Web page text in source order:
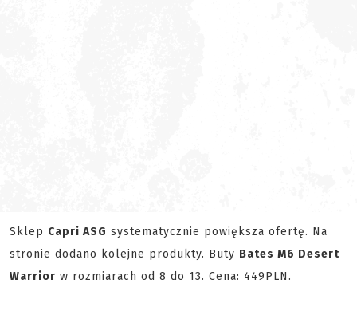
Sklep Capri ASG systematycznie powiększa ofertę. Na
stronie dodano kolejne produkty. Buty Bates M6 Desert
Warrior w rozmiarach od 8 do 13. Cena: 449PLN.